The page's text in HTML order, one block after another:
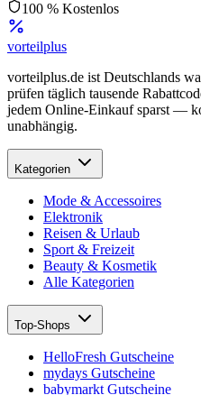
100 % Kostenlos
vorteilplus
vorteilplus.de ist Deutschlands
prüfen täglich tausende
jedem Online-Einkauf sparst —
unabhängig.
Kategorien
Mode & Accessoires
Elektronik
Reisen & Urlaub
Sport & Freizeit
Beauty & Kosmetik
Alle Kategorien
Top-Shops
HelloFresh Gutscheine
mydays Gutscheine
babymarkt Gutscheine